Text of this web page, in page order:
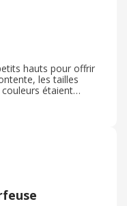
une première
hauts pour offrir
les tailles
étaient
échangé un tee
m'a remboursé sans
période de Noël le
plus long .